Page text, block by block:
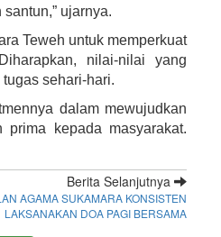
ujarnya.
Teweh untuk memperkuat
nilai-nilai yang
sehari-hari.
dalam mewujudkan
kepada masyarakat.
Berita Selanjutnya
AGAMA SUKAMARA KONSISTEN
LAKSANAKAN DOA PAGI BERSAMA